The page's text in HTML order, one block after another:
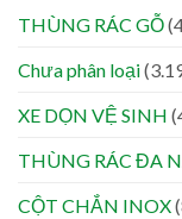
THÙNG RÁC GỖ
Chưa phân loại
XE DỌN VỆ SINH
THÙNG RÁC ĐA
CỘT CHẮN INOX